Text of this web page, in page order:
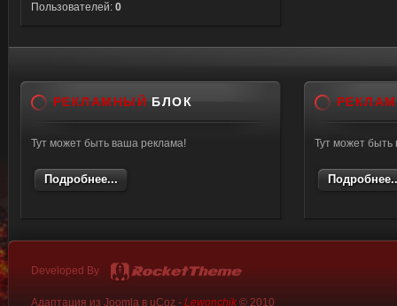
Пользователей: 0
РЕКЛАМНЫЙ БЛОК
Тут может быть ваша реклама!
Подробнее...
Тут может
Developed By
Адаптация из Joomla в uCoz - Lewonchik© 2010